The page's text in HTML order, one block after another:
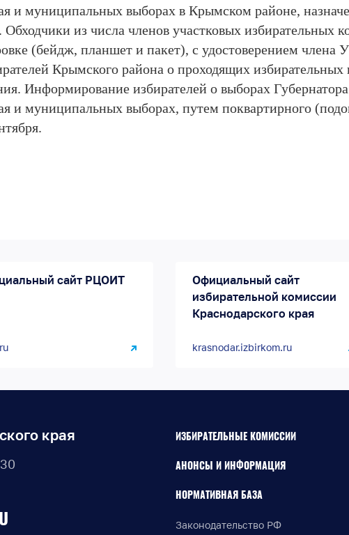
и муниципальных выборах в Крымском районе,
Обходчики из числа членов участковых избирательных
(бейдж, планшет и пакет), с удостоверением члена
Крымского района о проходящих избирательных
Информирование избирателей о выборах Губернатора
и муниципальных выборах, путем поквартирного
сайт РЦОИТ
Официальный сайт
избирательной комиссии
Краснодарского края
krasnodar.izbirkom.ru
края ИЗБИРАТЕЛЬНЫЕ КОМИССИИ
АНОНСЫ И ИНФОРМАЦИЯ
НОРМАТИВНАЯ БАЗА
Законодательство РФ